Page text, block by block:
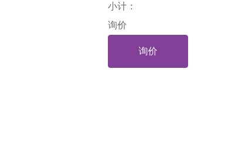
小计：
询价
询价